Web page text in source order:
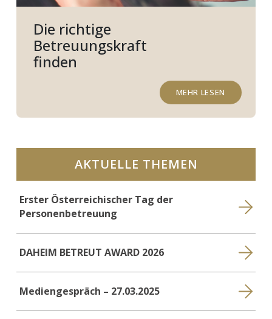
Die richtige
Betreuungskraft
finden
MEHR LESEN
AKTUELLE THEMEN
Erster Österreichischer Tag der
Personenbetreuung
DAHEIM BETREUT AWARD 2026
Mediengespräch – 27.03.2025